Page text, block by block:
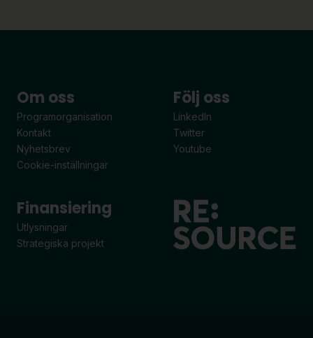
Om oss
Programorganisation
Kontakt
Nyhetsbrev
Cookie-inställningar
Följ oss
LinkedIn
Twitter
Youtube
Finansiering
Utlysningar
Strategiska projekt